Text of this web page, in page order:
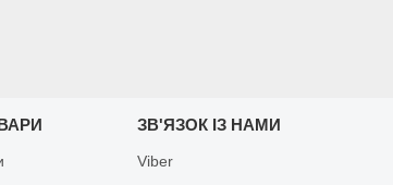
ЗВ'ЯЗОК ІЗ НАМИ
Viber